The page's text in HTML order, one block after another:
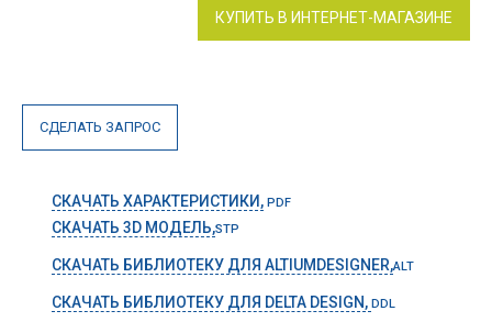
КУПИТЬ В ИНТЕРНЕТ-МАГАЗИНЕ
СДЕЛАТЬ ЗАПРОС
СКАЧАТЬ ХАРАКТЕРИСТИКИ, PDF
СКАЧАТЬ 3D МОДЕЛЬ,STP
СКАЧАТЬ БИБЛИОТЕКУ ДЛЯ ALTIUMDESIGNER,ALT
СКАЧАТЬ БИБЛИОТЕКУ ДЛЯ DELTA DESIGN, DDL